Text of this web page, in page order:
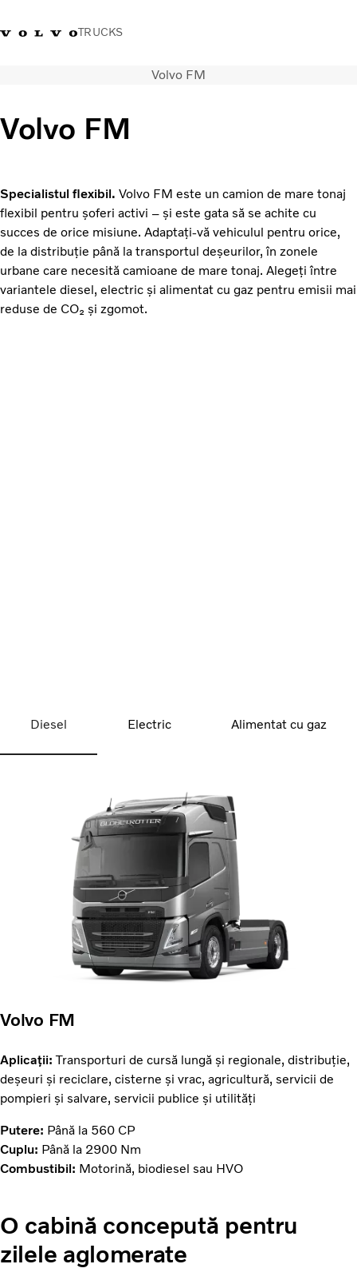
TRUCKS
Merchandise Volvo TrucksConectare
Soluții de transport
Dealer locator
News
Despre noi
Contactați-ne
Volvo FM
Volvo FM
Specialistul flexibil. Volvo FM este un camion de mare tonaj
flexibil pentru șoferi activi – și este gata să se achite cu
succes de orice misiune. Adaptați-vă vehiculul pentru orice,
de la distribuție până la transportul deșeurilor, în zonele
urbane care necesită camioane de mare tonaj. Alegeți între
variantele diesel, electric și alimentat cu gaz pentru emisii mai
reduse de CO₂ și zgomot.
Diesel Electric Alimentat cu gaz
Volvo FM
Aplicații: Transporturi de cursă lungă și regionale, distribuție,
deșeuri și reciclare, cisterne și vrac, agricultură, servicii de
pompieri și salvare, servicii publice și utilități
Putere: Până la 560 CP
Cuplu: Până la 2900 Nm
Combustibil: Motorină, biodiesel sau HVO
O cabină concepută pentru
zilele aglomerate